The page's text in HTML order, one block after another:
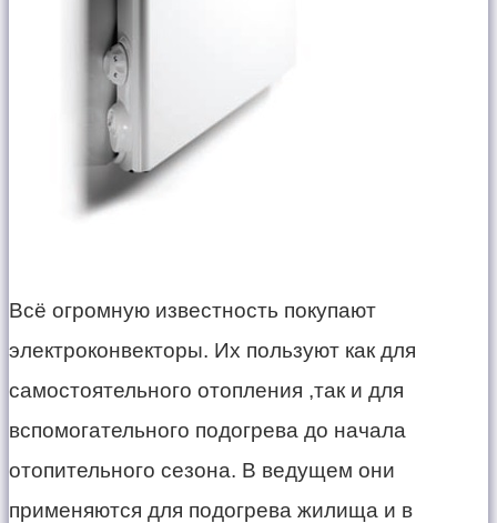
Всё огромную известность покупают
электроконвекторы. Их пользуют как для
самостоятельного отопления ,так и для
вспомогательного подогрева до начала
отопительного сезона. В ведущем они
применяются для подогрева жилища и в